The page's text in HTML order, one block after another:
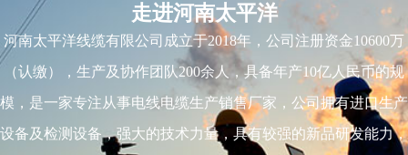
走进河南太平洋
河南太平洋线缆有限公司成立于2018年，公司注册资金10600万
（认缴），生产及协作团队200余人，具备年产10亿人民币的规
模，是一家专注从事电线电缆生产销售厂家，公司拥有进口生产
设备及检测设备，强大的技术力量，具有较强的新品研发能力，